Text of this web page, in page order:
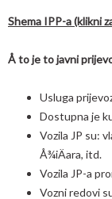
Shema IPP-a (klikni
Å to je to javni
Usluga
Dostupna je
Vozila JP su:
Å¾iÄara, itd.
Vozila JP-a
Vozni redovi